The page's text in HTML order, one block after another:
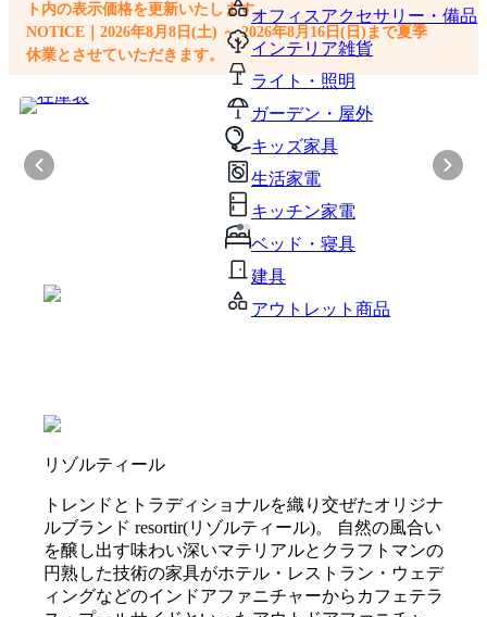
オフィスアクセサリー・備品
インテリア雑貨
ライト・照明
ガーデン・屋外
キッズ家具
生活家電
キッチン家電
ベッド・寝具
建具
アウトレット商品
ト内の表示価格を更新いたします。
NOTICE｜2026年8月8日(土) ～ 2026年8月16日(日)まで夏季
休業とさせていただきます。
リゾルティール
トレンドとトラディショナルを織り交ぜたオリジナ
ルブランド resortir(リゾルティール)。 自然の風合い
を醸し出す味わい深いマテリアルとクラフトマンの
円熟した技術の家具がホテル・レストラン・ウェデ
ィングなどのインドアファニチャーからカフェテラ